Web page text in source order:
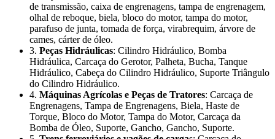
de transmissão, caixa de engrenagens, tampa de engrenagem,
olhal de reboque, biela, bloco do motor, tampa do motor,
parafuso de junta, tomada de força, virabrequim, árvore de
cames, cárter de óleo.
3. Peças Hidráulicas: Cilindro Hidráulico, Bomba
Hidráulica, Carcaça do Gerotor, Palheta, Bucha, Tanque
Hidráulico, Cabeça do Cilindro Hidráulico, Suporte Triângulo
do Cilindro Hidráulico.
4. Máquinas Agrícolas e Peças de Tratores: Carcaça de
Engrenagens, Tampa de Engrenagens, Biela, Haste de
Torque, Bloco do Motor, Tampa do Motor, Carcaça da
Bomba de Óleo, Suporte, Gancho, Gancho, Suporte.